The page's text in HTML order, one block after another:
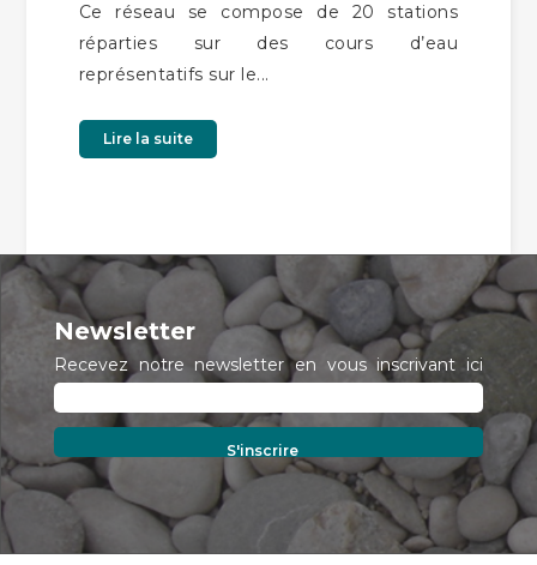
Ce réseau se compose de 20 stations
réparties sur des cours d’eau
représentatifs sur le...
Lire la suite
Newsletter
Recevez notre newsletter en vous inscrivant ici